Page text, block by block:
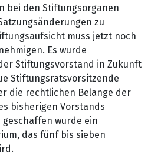
bei den Stiftungsorganen
zu
muss jetzt noch
Es wurde
Stiftungsvorstand in Zukunft
Stiftungsratsvorsitzende
die rechtlichen Belange der
bisherigen Vorstands
wurde ein
das fünf bis sieben